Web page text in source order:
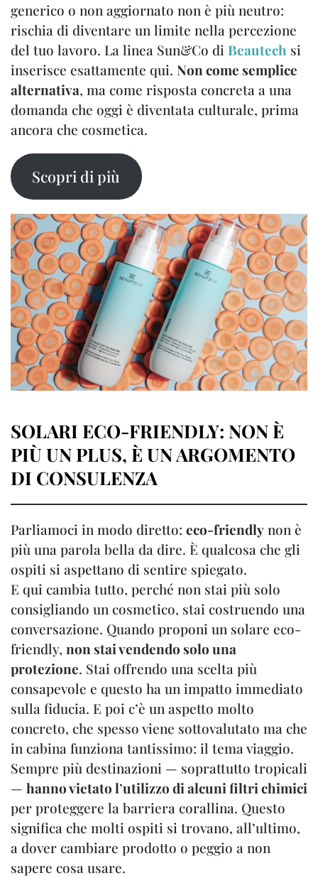
generico o non aggiornato non è più neutro:
rischia di diventare un limite nella percezione
del tuo lavoro. La linea Sun&Co di Beautech si
inserisce esattamente qui. Non come semplice
alternativa, ma come risposta concreta a una
domanda che oggi è diventata culturale, prima
ancora che cosmetica.
Scopri di più
SOLARI ECO-FRIENDLY: NON È
PIÙ UN PLUS, È UN ARGOMENTO
DI CONSULENZA
Parliamoci in modo diretto: eco-friendlynon è
più una parola bella da dire. È qualcosa che gli
ospiti si aspettano di sentire spiegato.
E qui cambia tutto, perché non stai più solo
consigliando un cosmetico, stai costruendo una
conversazione. Quando proponi un solare eco-
friendly, non stai vendendo solo una
protezione. Stai offrendo una scelta più
consapevole e questo ha un impatto immediato
sulla fiducia. E poi c’è un aspetto molto
concreto, che spesso viene sottovalutato ma che
in cabina funziona tantissimo: il tema viaggio.
Sempre più destinazioni — soprattutto tropicali
— hanno vietato l’utilizzo di alcuni filtri chimici
per proteggere la barriera corallina. Questo
significa che molti ospiti si trovano, all’ultimo,
a dover cambiare prodotto o peggio a non
sapere cosa usare.